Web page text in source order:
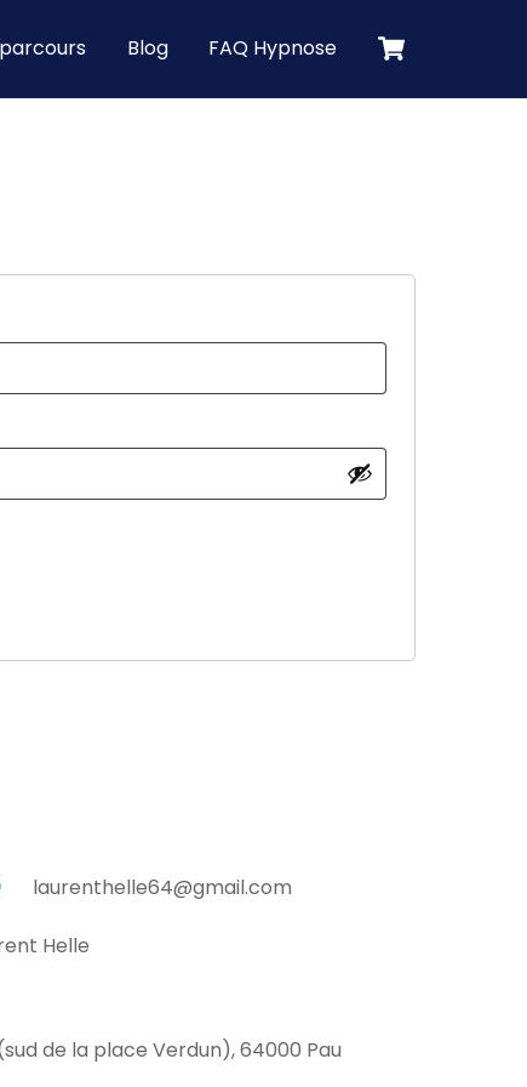
Blog FAQ Hypnose
laurenthelle64@gmail.com
Helle
de la place Verdun), 64000 Pau